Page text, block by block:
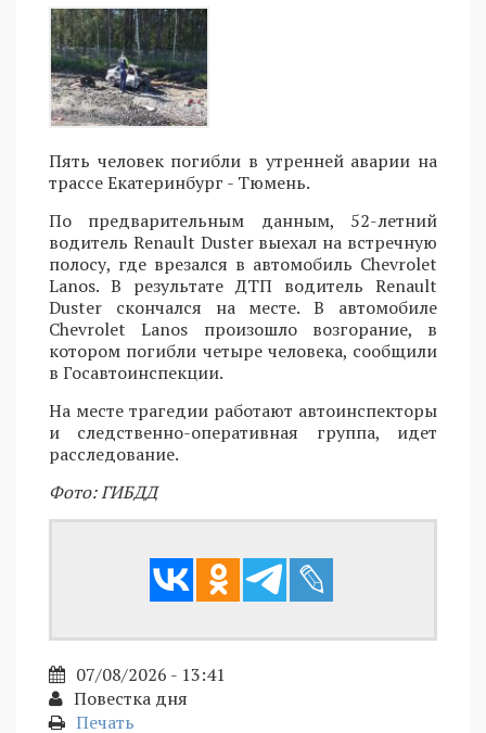
Пять человек погибли в утренней аварии на
трассе Екатеринбург - Тюмень.
По предварительным данным, 52-летний
водитель Renault Duster выехал на встречную
полосу, где врезался в автомобиль Chevrolet
Lanos. В результате ДТП водитель Renault
Duster скончался на месте. В автомобиле
Chevrolet Lanos произошло возгорание, в
котором погибли четыре человека, сообщили
в Госавтоинспекции.
На месте трагедии работают автоинспекторы
и следственно-оперативная группа, идет
расследование.
Фото: ГИБДД
07/08/2026 - 13:41
Повестка дня
Печать